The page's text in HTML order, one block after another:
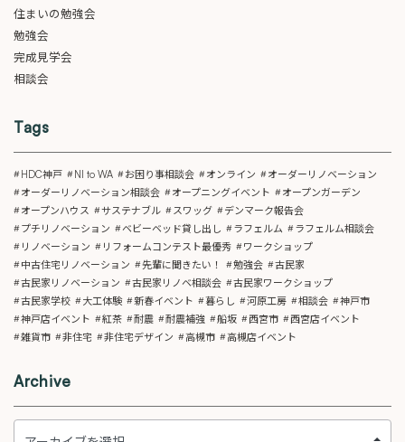
住まいの勉強会
勉強会
完成見学会
相談会
Tags
HDC神戸 NI to WA お困り事相談会 オンライン
オーダーリノベーション
オーダーリノベーション相談会
オープニングイベント
オープンガーデン
オープンハウス
サステナブル スワッグ
デンマーク報告会
プチリノベーション
ベビーベッド貸し出し ラフェルム
ラフェルム相談会
リノベーション
リフォームコンテスト最優秀
ワークショップ
中古住宅リノベーション
先輩に聞きたい！ 勉強会
古民家
古民家リノベーション
古民家リノベ相談会
古民家ワークショップ
古民家学校
大工体験 新春イベント 暮らし 河原工房 相談会
神戸市
神戸店イベント
紅茶 耐震 耐震補強 船坂 西宮市
西宮店イベント
雑貨市
非住宅 非住宅デザイン 高槻市 高槻店イベント
Archive